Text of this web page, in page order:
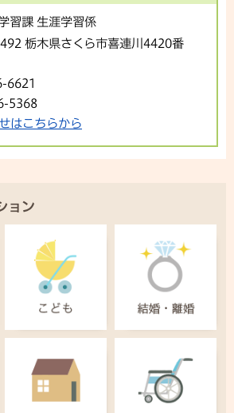
習課 生涯学習係
栃木県さくら市喜連川4420番
6621
5368
はこちらから
ョン